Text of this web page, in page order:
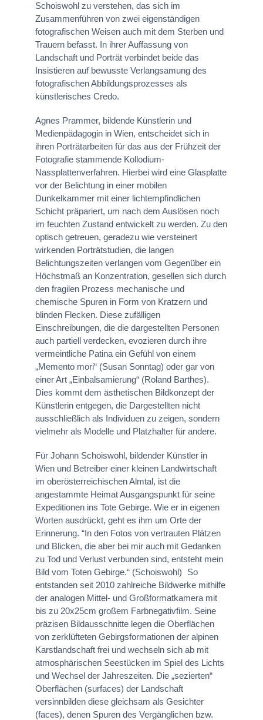
Schoiswohl zu verstehen, das sich im
Zusammenführen von zwei eigenständigen
fotografischen Weisen auch mit dem Sterben und
Trauern befasst. In ihrer Auffassung von
Landschaft und Porträt verbindet beide das
Insistieren auf bewusste Verlangsamung des
fotografischen Abbildungsprozesses als
künstlerisches Credo.
Agnes Prammer, bildende Künstlerin und
Medienpädagogin in Wien, entscheidet sich in
ihren Porträtarbeiten für das aus der Frühzeit der
Fotografie stammende Kollodium-
Nassplattenverfahren. Hierbei wird eine Glasplatte
vor der Belichtung in einer mobilen
Dunkelkammer mit einer lichtempfindlichen
Schicht präpariert, um nach dem Auslösen noch
im feuchten Zustand entwickelt zu werden. Zu den
optisch getreuen, geradezu wie versteinert
wirkenden Porträtstudien, die langen
Belichtungszeiten verlangen vom Gegenüber ein
Höchstmaß an Konzentration, gesellen sich durch
den fragilen Prozess mechanische und
chemische Spuren in Form von Kratzern und
blinden Flecken. Diese zufälligen
Einschreibungen, die die dargestellten Personen
auch partiell verdecken, evozieren durch ihre
vermeintliche Patina ein Gefühl von einem
„Memento mori“ (Susan Sonntag) oder gar von
einer Art „Einbalsamierung“ (Roland Barthes).
Dies kommt dem ästhetischen Bildkonzept der
Künstlerin entgegen, die Dargestellten nicht
ausschließlich als Individuen zu zeigen, sondern
vielmehr als Modelle und Platzhalter für andere.
Für Johann Schoiswohl, bildender Künstler in
Wien und Betreiber einer kleinen Landwirtschaft
im oberösterreichischen Almtal, ist die
angestammte Heimat Ausgangspunkt für seine
Expeditionen ins Tote Gebirge. Wie er in eigenen
Worten ausdrückt, geht es ihm um Orte der
Erinnerung. “In den Fotos von vertrauten Plätzen
und Blicken, die aber bei mir auch mit Gedanken
zu Tod und Verlust verbunden sind, entsteht mein
Bild vom Toten Gebirge.“ (Schoiswohl) So
entstanden seit 2010 zahlreiche Bildwerke mithilfe
der analogen Mittel- und Großformatkamera mit
bis zu 20x25cm großem Farbnegativfilm. Seine
präzisen Bildausschnitte legen die Oberflächen
von zerklüfteten Gebirgsformationen der alpinen
Karstlandschaft frei und wechseln sich ab mit
atmosphärischen Seestücken im Spiel des Lichts
und Wechsel der Jahreszeiten. Die „sezierten“
Oberflächen (surfaces) der Landschaft
versinnbilden diese gleichsam als Gesichter
(faces), denen Spuren des Vergänglichen bzw.